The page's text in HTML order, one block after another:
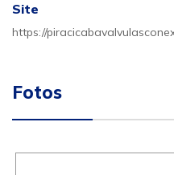
Site
https://
Fotos